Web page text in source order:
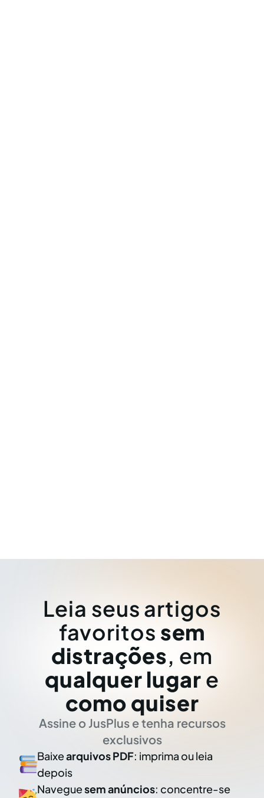
Leia seus artigos
favoritos sem
distrações, em
qualquer lugar e
como quiser
Assine o JusPlus e tenha recursos
exclusivos
Baixearquivos PDF: imprima ou leia
depois
Naveguesem anúncios: concentre-se